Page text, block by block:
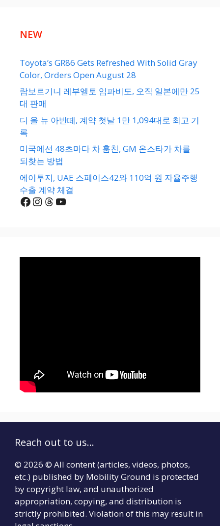
NEW
Toyota’s GR86 Gets Refreshed With Solid Gray
Color, Orders Open August 28
람보르기니 레부엘토 임파비도, 오직 일본에만 25
대 판매
디 올 뉴 아반떼, 계약 첫날 1만 1,094대로 최고 기
록
미국에선 48초마다 차 훔친, GM 온스타가 차를
되찾는 방법
에이투지, UAE 스페이스42와 110억 원 자율주행
수출 계약 체결
Facebook
Instagram
Threads
YouTube
Reach out to us...
© 2026 © All content (articles, videos, photos,
etc.) published by Mobility Ground is protected
by copyright law, and unauthorized
appropriation, copying, and distribution is
strictly prohibited. Violation of this may result in